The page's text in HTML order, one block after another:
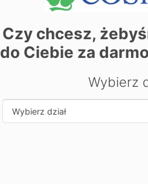
Zarezerwuj miejsce już dziś!
Czy chcesz,
do Ciebie za
Wybierz